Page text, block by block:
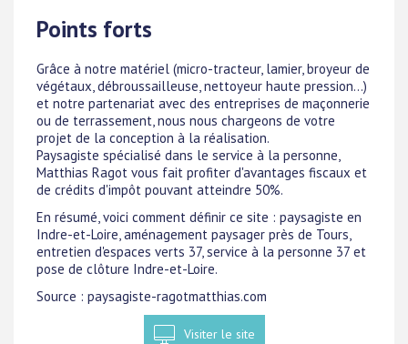
Points forts
Grâce à notre matériel (micro-tracteur, lamier, broyeur de
végétaux, débroussailleuse, nettoyeur haute pression...)
et notre partenariat avec des entreprises de maçonnerie
ou de terrassement, nous nous chargeons de votre
projet de la conception à la réalisation.
Paysagiste spécialisé dans le service à la personne,
Matthias Ragot vous fait profiter d'avantages fiscaux et
de crédits d'impôt pouvant atteindre 50%.
En résumé, voici comment définir ce site : paysagiste en
Indre-et-Loire, aménagement paysager près de Tours,
entretien d'espaces verts 37, service à la personne 37 et
pose de clôture Indre-et-Loire.
Source : paysagiste-ragotmatthias.com
Visiter le site